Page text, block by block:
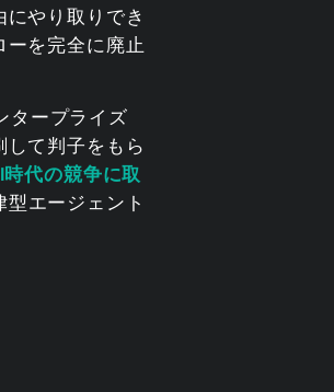
やり取りでき
を完全に廃止
ープライズ
て判子をもら
時代の競争に取
エージェント